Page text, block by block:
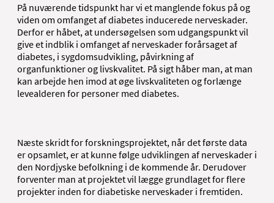
På nuværende tidspunkt har vi et manglende fokus på og
viden om omfanget af diabetes inducerede nerveskader.
Derfor er håbet, at undersøgelsen som udgangspunkt vil
give et indblik i omfanget af nerveskader forårsaget af
diabetes, i sygdomsudvikling, påvirkning af
organfunktioner og livskvalitet. På sigt håber man, at man
kan arbejde hen imod at øge livskvaliteten og forlænge
levealderen for personer med diabetes.
Næste skridt for forskningsprojektet, når det første data
er opsamlet, er at kunne følge udviklingen af nerveskader i
den Nordjyske befolkning i de kommende år. Derudover
forventer man at projektet vil lægge grundlaget for flere
projekter inden for diabetiske nerveskader i fremtiden.